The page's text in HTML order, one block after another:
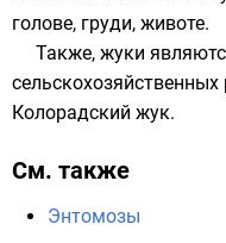
голове, груди, животе.
Также, жуки
Колорадский жук.
См. также
Энтомозы